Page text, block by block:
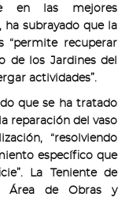
en las mejores
ha subrayado que la
“permite recuperar
de los Jardines del
actividades”.
que se ha tratado
reparación del vaso
“resolviendo
específico que
La Teniente de
Área de Obras y